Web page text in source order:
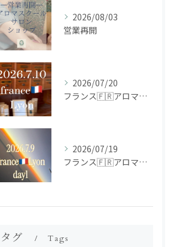
2026/08/03
営業再開
2026/07/20
フランス🇫🇷アロマ研修ツアー𝗱𝗮𝘆𝟮
2026/07/19
フランス🇫🇷アロマ研修ツアー𝗱𝗮𝘆𝟭
タグ Tags